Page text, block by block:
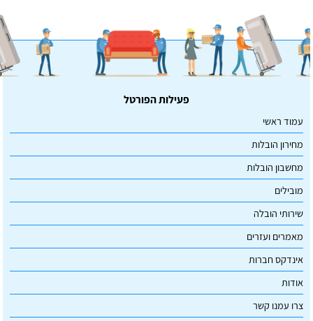
פעילות הפורטל
עמוד ראשי
מחירון הובלות
מחשבון הובלות
מובילים
שירותי הובלה
מאמרים ועזרים
אינדקס חברות
אודות
צרו עמנו קשר